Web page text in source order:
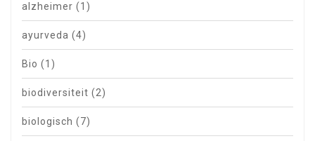
alzheimer (1)
ayurveda (4)
Bio (1)
biodiversiteit (2)
biologisch (7)